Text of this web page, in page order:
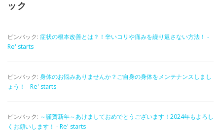
ック
ピンバック: 症状の根本改善とは？！辛いコリや痛みを繰り返さない方法！ -
Re' starts
ピンバック: 身体のお悩みありませんか？ご自身の身体をメンテナンスしまし
ょう！ - Re' starts
ピンバック: ～謹賀新年～あけましておめでとうございます！2024年もよろし
くお願いします！ - Re' starts